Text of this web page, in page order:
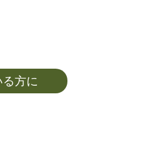
方に